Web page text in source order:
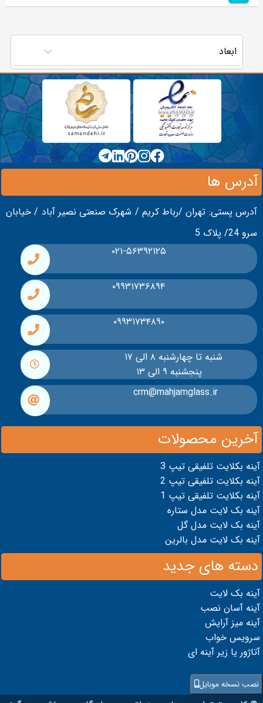
ابعاد
آدرس ها
آدرس پستی: تهران /رباط کریم / شهرک صنعتی نصیر آباد / خیابان
سرو 24/ پلاک 5
۰۲۱-۵۶۳۹۲۱۲۵
۰۹۹۳۱۷۳۶۸۹۴
۰۹۹۳۱۷۳۴۸۹۰
شنبه تا چهارشنبه ۸ الی ۱۷
پنجشنبه ۹ الی ۱۳
crm@mahjamglass.ir
آخرین محصولات
آینه بکلایت تلفیقی تیپ 3
آینه بکلایت تلفیقی تیپ 2
آینه بکلایت تلفیقی تیپ 1
آینه بک لایت مدل ستاره
آینه بک لایت مدل گل
آینه بک لایت مدل بالرین
دسته های جدید
آینه بک لایت
آینه آسان نصب
آینه میز آرایش
سرویس خواب
آتاژور یا زیر آینه ای
نصب نسخه موبایل